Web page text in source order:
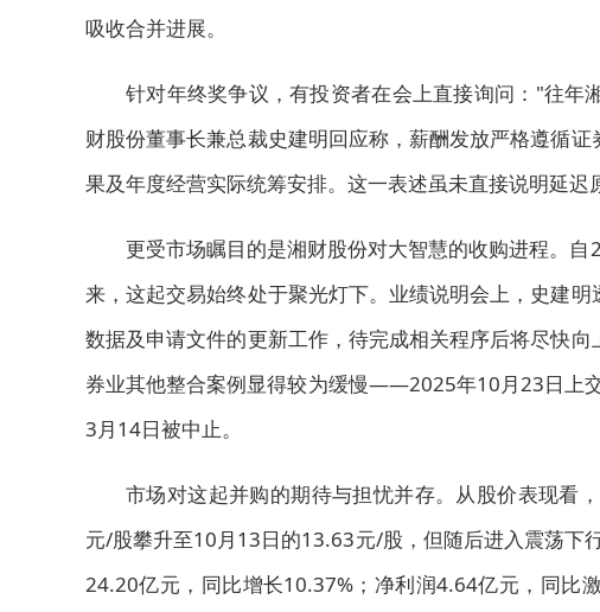
吸收合并进展。
针对年终奖争议，有投资者在会上直接询问："往
财股份董事长兼总裁史建明回应称，薪酬发放严格遵循
果及年度经营实际统筹安排。这一表述虽未直接说明延迟
更受市场瞩目的是湘财股份对大智慧的收购进程。
来，这起交易始终处于聚光灯下。业绩说明会上，史建
数据及申请文件的更新工作，待完成相关程序后将尽快
券业其他整合案例显得较为缓慢——2025年10月23日上
3月14日被中止。
市场对这起并购的期待与担忧并存。从股价表现看
元/股攀升至10月13日的13.63元/股，但随后进入震荡下
24.20亿元，同比增长10.37%；净利润4.64亿元，同比